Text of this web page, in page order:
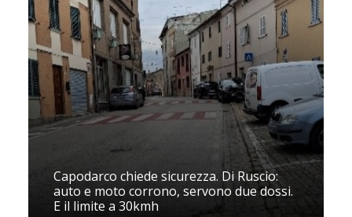
Capodarco chiede sicurezza. Di Ruscio:
auto e moto corrono, servono due dossi.
E il limite a 30kmh